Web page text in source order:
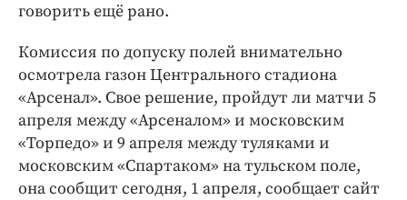
говорить ещё рано.
Комиссия по допуску полей внимательно
осмотрела газон Центрального стадиона
«Арсенал». Свое решение, пройдут ли матчи 5
апреля между «Арсеналом» и московским
«Торпедо» и 9 апреля между туляками и
московским «Спартаком» на тульском поле,
она сообщит сегодня, 1 апреля, сообщает сайт